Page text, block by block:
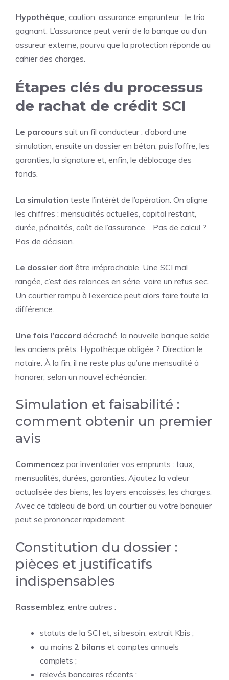
Hypothèque, caution, assurance emprunteur : le trio
gagnant. L’assurance peut venir de la banque ou d’un
assureur externe, pourvu que la protection réponde au
cahier des charges.
Étapes clés du processus
de rachat de crédit SCI
Le parcours suit un fil conducteur : d’abord une
simulation, ensuite un dossier en béton, puis l’offre, les
garanties, la signature et, enfin, le déblocage des
fonds.
La simulation teste l’intérêt de l’opération. On aligne
les chiffres : mensualités actuelles, capital restant,
durée, pénalités, coût de l’assurance… Pas de calcul ?
Pas de décision.
Le dossier doit être irréprochable. Une SCI mal
rangée, c’est des relances en série, voire un refus sec.
Un courtier rompu à l’exercice peut alors faire toute la
différence.
Une fois l’accord décroché, la nouvelle banque solde
les anciens prêts. Hypothèque obligée ? Direction le
notaire. À la fin, il ne reste plus qu’une mensualité à
honorer, selon un nouvel échéancier.
Simulation et faisabilité :
comment obtenir un premier
avis
Commencez par inventorier vos emprunts : taux,
mensualités, durées, garanties. Ajoutez la valeur
actualisée des biens, les loyers encaissés, les charges.
Avec ce tableau de bord, un courtier ou votre banquier
peut se prononcer rapidement.
Constitution du dossier :
pièces et justificatifs
indispensables
Rassemblez, entre autres :
statuts de la SCI et, si besoin, extrait Kbis ;
au moins 2 bilans et comptes annuels
complets ;
relevés bancaires récents ;